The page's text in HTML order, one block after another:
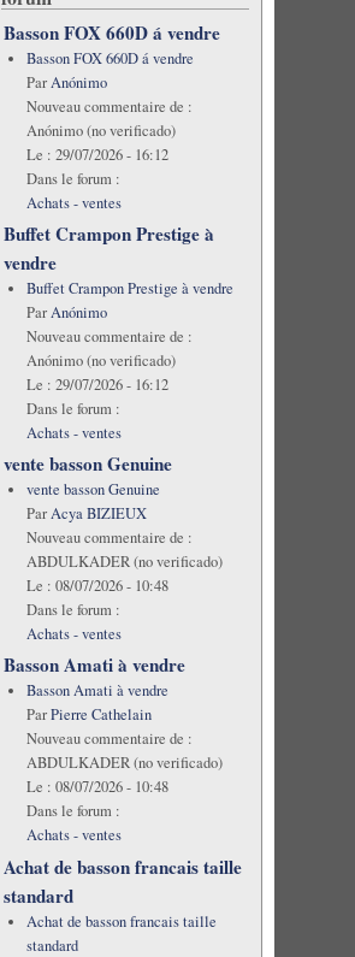
Basson FOX 660D á vendre
Basson FOX 660D á vendre
ParAnónimo
Nouveau commentaire de :
Anónimo (no verificado)
Le : 29/07/2026 - 16:12
Dans le forum :
Achats - ventes
Buffet Crampon Prestige à
vendre
Buffet Crampon Prestige à vendre
ParAnónimo
Nouveau commentaire de :
Anónimo (no verificado)
Le : 29/07/2026 - 16:12
Dans le forum :
Achats - ventes
vente basson Genuine
vente basson Genuine
ParAcya BIZIEUX
Nouveau commentaire de :
ABDULKADER (no verificado)
Le : 08/07/2026 - 10:48
Dans le forum :
Achats - ventes
Basson Amati à vendre
Basson Amati à vendre
ParPierre Cathelain
Nouveau commentaire de :
ABDULKADER (no verificado)
Le : 08/07/2026 - 10:48
Dans le forum :
Achats - ventes
Achat de basson francais taille
standard
Achat de basson francais taille
standard